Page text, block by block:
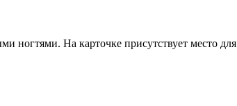
ногтями. На карточке присутствует место